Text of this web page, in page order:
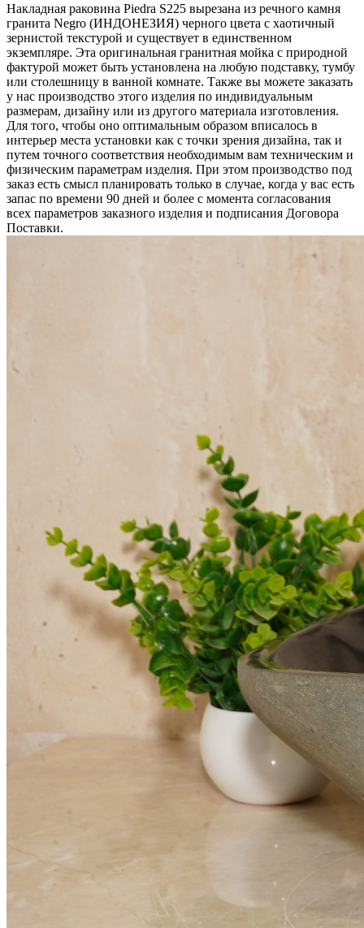
Накладная раковина Piedra S225 вырезана из речного камня
гранита Negro (ИНДОНЕЗИЯ) черного цвета c хаотичный
зернистой текстурой и существует в единственном
экземпляре. Эта оригинальная гранитная мойка с природной
фактурой может быть установлена на любую подставку, тумбу
или столешницу в ванной комнате. Также вы можете заказать
у нас производство этого изделия по индивидуальным
размерам, дизайну или из другого материала изготовления.
Для того, чтобы оно оптимальным образом вписалось в
интерьер места установки как с точки зрения дизайна, так и
путем точного соответствия необходимым вам техническим и
физическим параметрам изделия. При этом производство под
заказ есть смысл планировать только в случае, когда у вас есть
запас по времени 90 дней и более с момента согласования
всех параметров заказного изделия и подписания Договора
Поставки.